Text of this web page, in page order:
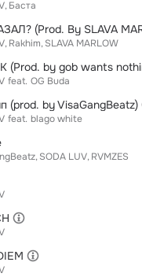
Баста
(Prod. By SLAVA
Rakhim SLAVA MARLOW
feat. OG Buda
(prod. by VisaGangBeatz)
feat. blago white
SODA LUV RVMZES